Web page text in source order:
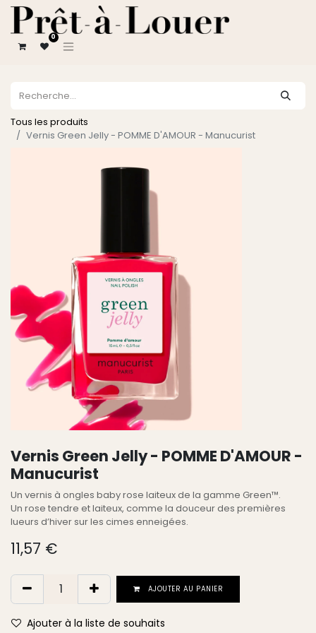
0
Tous les produits
Vernis Green Jelly - POMME D'AMOUR - Manucurist
Vernis Green Jelly - POMME D'AMOUR -
Manucurist
Un vernis à ongles baby rose laiteux de la gamme Green™.
Un rose tendre et laiteux, comme la douceur des premières
lueurs d’hiver sur les cimes enneigées.
11,57 €
AJOUTER AU PANIER
Ajouter à la liste de souhaits